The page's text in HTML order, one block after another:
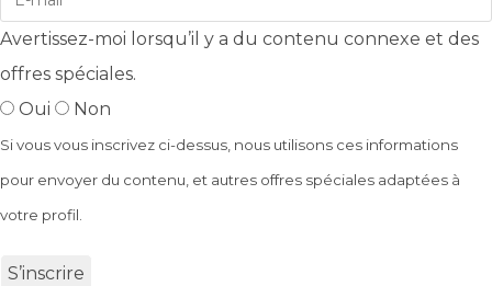
Avertissez-moi lorsqu’il y a du contenu connexe et des
offres spéciales.
Oui
Non
Si vous vous inscrivez ci-dessus, nous utilisons ces informations
pour envoyer du contenu, et autres offres spéciales adaptées à
votre profil.
S’inscrire